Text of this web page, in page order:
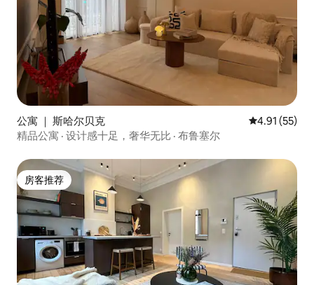
公寓 ｜ 斯哈尔贝克 平均评分
4.91 (55)
精品公寓 · 设计感十足，奢华无比 · 布鲁塞尔
房客推荐
房客推荐